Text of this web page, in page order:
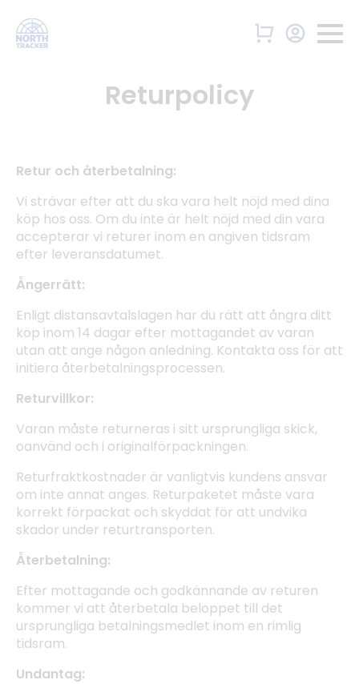
Returpolicy
Retur och återbetalning:
Vi strävar efter att du ska vara helt nöjd med dina
köp hos oss. Om du inte är helt nöjd med din vara
accepterar vi returer inom en angiven tidsram
efter leveransdatumet.
Ångerrätt:
Enligt distansavtalslagen har du rätt att ångra ditt
köp inom 14 dagar efter mottagandet av varan
utan att ange någon anledning. Kontakta oss för att
initiera återbetalningsprocessen.
Returvillkor:
Varan måste returneras i sitt ursprungliga skick,
oanvänd och i originalförpackningen.
Returfraktkostnader är vanligtvis kundens ansvar
om inte annat anges. Returpaketet måste vara
korrekt förpackat och skyddat för att undvika
skador under returtransporten.
Återbetalning:
Efter mottagande och godkännande av returen
kommer vi att återbetala beloppet till det
ursprungliga betalningsmedlet inom en rimlig
tidsram.
Undantag: